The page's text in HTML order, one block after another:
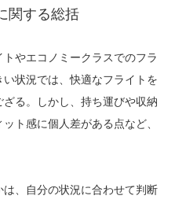
関する総括
やエコノミークラスでのフラ
状況では、快適なフライトを
る。しかし、持ち運びや収納
ト感に個人差がある点など、
、自分の状況に合わせて判断